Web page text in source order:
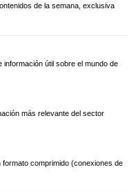
de la semana, exclusiva
información útil sobre el mundo de
más relevante del sector
formato comprimido (conexiones de